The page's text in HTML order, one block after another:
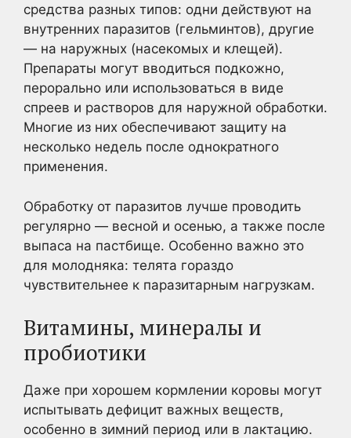
средства разных типов: одни действуют на
внутренних паразитов (гельминтов), другие
— на наружных (насекомых и клещей).
Препараты могут вводиться подкожно,
перорально или использоваться в виде
спреев и растворов для наружной обработки.
Многие из них обеспечивают защиту на
несколько недель после однократного
применения.
Обработку от паразитов лучше проводить
регулярно — весной и осенью, а также после
выпаса на пастбище. Особенно важно это
для молодняка: телята гораздо
чувствительнее к паразитарным нагрузкам.
Витамины, минералы и
пробиотики
Даже при хорошем кормлении коровы могут
испытывать дефицит важных веществ,
особенно в зимний период или в лактацию.